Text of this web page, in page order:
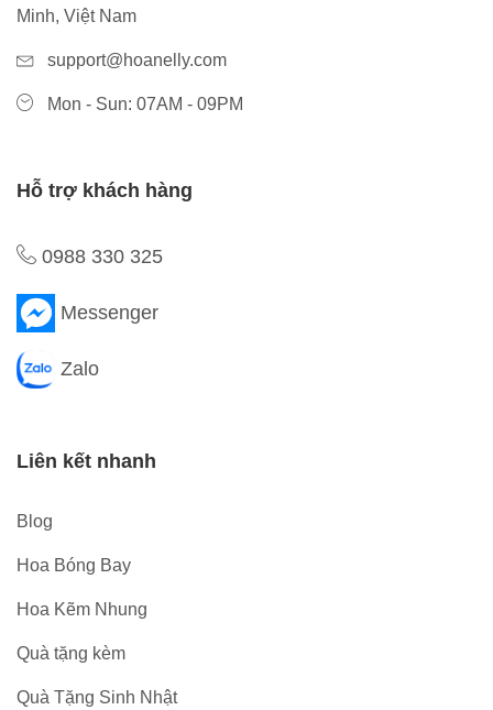
Minh, Việt Nam
support@hoanelly.com
Mon - Sun: 07AM - 09PM
Hỗ trợ khách hàng
0988 330 325
Messenger
Zalo
Liên kết nhanh
Blog
Hoa Bóng Bay
Hoa Kẽm Nhung
Quà tặng kèm
Quà Tặng Sinh Nhật